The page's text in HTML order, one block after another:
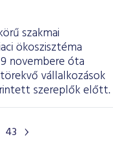
szakmai
ökoszisztéma
novembere óta
vállalkozások
szereplők előtt.
43